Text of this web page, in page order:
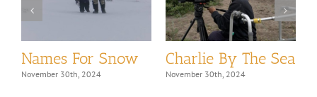
Names For Snow
November 30th, 2024
Charlie By The Sea
November 30th, 2024